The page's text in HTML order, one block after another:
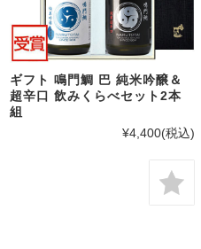
ギフト 鳴門鯛 巴 純米吟醸＆
超辛口 飲みくらべセット2本
組
¥4,400(税込)